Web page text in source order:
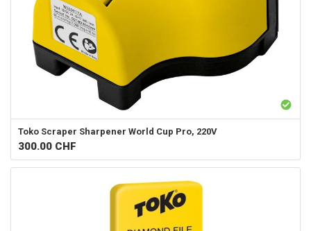
Toko Scraper Sharpener World Cup Pro, 220V
300.00 CHF